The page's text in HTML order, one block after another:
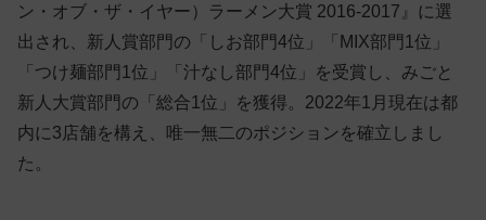
ン・オブ・ザ・イヤー）ラーメン大賞 2016-2017』に選
出され、新人賞部門の「しお部門4位」「MIX部門1位」
「つけ麺部門1位」「汁なし部門4位」を受賞し、みごと
新人大賞部門の「総合1位」を獲得。2022年1月現在は都
内に3店舗を構え、唯一無二のポジションを確立しまし
た。